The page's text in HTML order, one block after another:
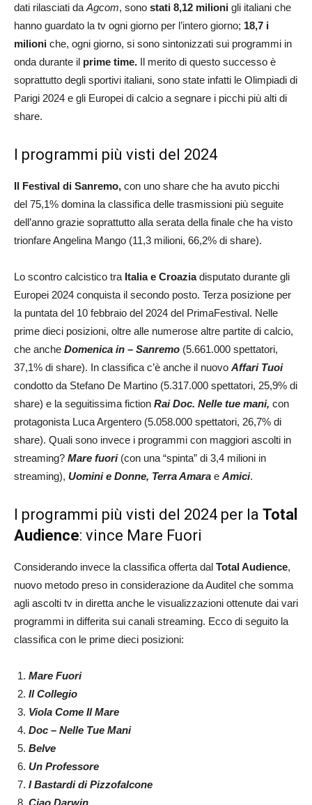
dati rilasciati da Agcom, sono stati 8,12 milioni gli italiani che
hanno guardato la tv ogni giorno per l’intero giorno; 18,7 i
milioni che, ogni giorno, si sono sintonizzati sui programmi in
onda durante il prime time. Il merito di questo successo è
soprattutto degli sportivi italiani, sono state infatti le Olimpiadi di
Parigi 2024 e gli Europei di calcio a segnare i picchi più alti di
share.
I programmi più visti del 2024
Il Festival di Sanremo, con uno share che ha avuto picchi
del 75,1% domina la classifica delle trasmissioni più seguite
dell’anno grazie soprattutto alla serata della finale che ha visto
trionfare Angelina Mango (11,3 milioni, 66,2% di share).
Lo scontro calcistico tra Italia e Croaziadisputato durante gli
Europei 2024 conquista il secondo posto. Terza posizione per
la puntata del 10 febbraio del 2024 del PrimaFestival. Nelle
prime dieci posizioni, oltre alle numerose altre partite di calcio,
che anche Domenica in – Sanremo (5.661.000 spettatori,
37,1% di share). In classifica c’è anche il nuovo Affari Tuoi
condotto da Stefano De Martino (5.317.000 spettatori, 25,9% di
share) e la seguitissima fiction Rai Doc. Nelle tue mani, con
protagonista Luca Argentero (5.058.000 spettatori, 26,7% di
share). Quali sono invece i programmi con maggiori ascolti in
streaming? Mare fuori (con una “spinta” di 3,4 milioni in
streaming), Uomini e Donne, Terra Amara e Amici.
I programmi più visti del 2024 per la Total
Audience: vince Mare Fuori
Considerando invece la classifica offerta dal Total Audience,
nuovo metodo preso in considerazione da Auditel che somma
agli ascolti tv in diretta anche le visualizzazioni ottenute dai vari
programmi in differita sui canali streaming. Ecco di seguito la
classifica con le prime dieci posizioni:
Mare Fuori
Il Collegio
Viola Come Il Mare
Doc – Nelle Tue Mani
Belve
Un Professore
I Bastardi di Pizzofalcone
Ciao Darwin